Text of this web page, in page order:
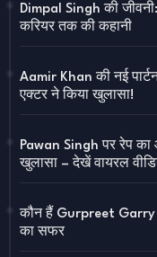
Dimpal Singh की
करियर तक की कहानी
Aamir Khan की नई
एक्टर ने किया खुलासा!
Pawan Singh पर रेप का
खुलासा – देखें वायरल
कौन हैं Gurpreet Garry
का सफर